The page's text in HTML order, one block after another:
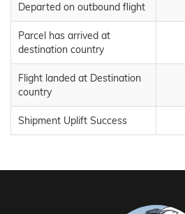
Departed on outbound flight
Parcel has arrived at
destination country
Flight landed at Destination
country
Shipment Uplift Success